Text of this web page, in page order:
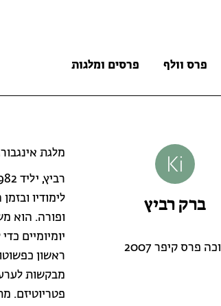
פרס וולף פרסים ומלגות
ברק רביץ
פרס קיפר 2007
מלגת אינגבורג
לימודיו
ופורה. הוא
יומיומיים
ראשון
מבקשות
פטריוטיזם.